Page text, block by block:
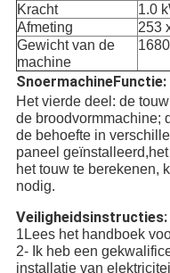
Kracht
1.0
Afmeting
253
Gewicht van de
machine
SnoermachineFunctie:
Het vierde deel: de
de broodvormmachine;
de behoefte in
paneel
het touw te berekenen,
nodig.
Veiligheidsinstructies:
1Lees het handboek
2- Ik heb een
installatie van